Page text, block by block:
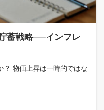
蓄戦略──インフレ
？ 物価上昇は一時的ではな